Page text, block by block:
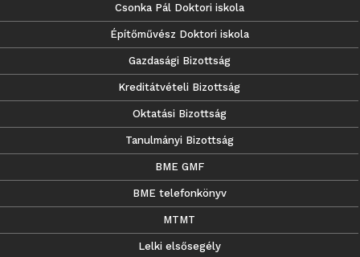
Csonka Pál Doktori iskola
Építőművész Doktori iskola
Gazdasági Bizottság
Kreditátvételi Bizottság
Oktatási Bizottság
Tanulmányi Bizottság
BME GMF
BME telefonkönyv
MTMT
Lelki elsősegély